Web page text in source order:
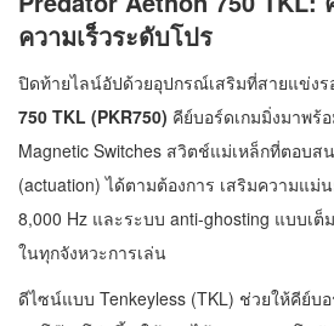
ความเร็วระดับโปร
ปิดท้ายไลน์อัปด้วยอุปกรณ์เสริมที่สายแข่งร
750 TKL (PKR750) คีย์บอร์ดเกมมิ่งมาพร้
Magnetic Switches สวิตช์แม่เหล็กที่ตอบส
(actuation) ได้ตามต้องการ เสริมความแม่
8,000 Hz และระบบ anti-ghosting แบบเ
ในทุกจังหวะการเล่น
ดีไซน์แบบ Tenkeyless (TKL) ช่วยให้คีย์